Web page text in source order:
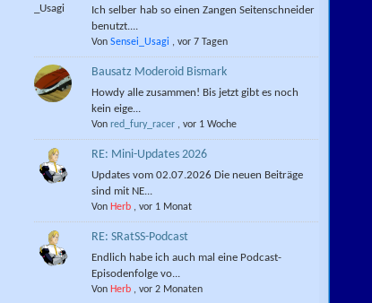
Ich selber hab so einen Zangen Seitenschneider
benutzt....
Von Sensei_Usagi , vor 7 Tagen
Bausatz Moderoid Bismark
Howdy alle zusammen! Bis jetzt gibt es noch
kein eige...
Von red_fury_racer, vor 1 Woche
RE: Mini-Updates 2026
Updates vom 02.07.2026 Die neuen Beiträge
sind mit NE...
Von Herb, vor 1 Monat
RE: SRatSS-Podcast
Endlich habe ich auch mal eine Podcast-
Episodenfolge vo...
Von Herb, vor 2 Monaten